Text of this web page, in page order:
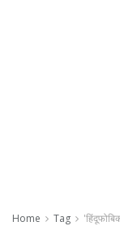
Home Tag